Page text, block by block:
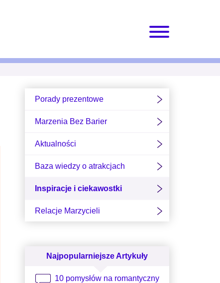
Porady prezentowe
Marzenia Bez Barier
Aktualności
Baza wiedzy o atrakcjach
Inspiracje i ciekawostki
Relacje Marzycieli
Najpopularniejsze Artykuły
10 pomysłów na romantyczny